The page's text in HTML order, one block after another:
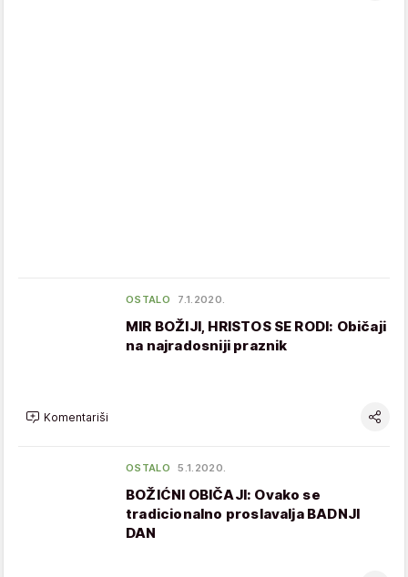
OSTALO 7.1.2020.
MIR BOŽIJI, HRISTOS SE RODI: Običaji
na najradosniji praznik
Komentariši
OSTALO 5.1.2020.
BOŽIĆNI OBIČAJI: Ovako se
tradicionalno proslavalja BADNJI
DAN